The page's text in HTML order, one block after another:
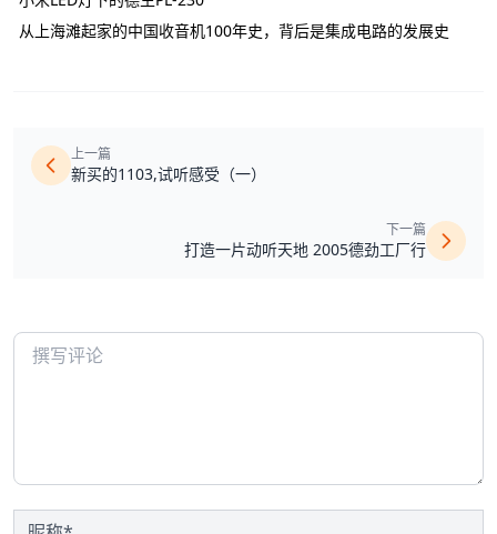
从上海滩起家的中国收音机100年史，背后是集成电路的发展史
上一篇
新买的1103,试听感受（一）
下一篇
打造一片动听天地 2005德劲工厂行